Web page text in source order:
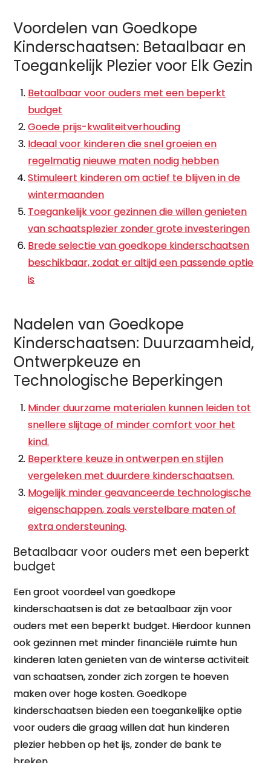
Voordelen van Goedkope
Kinderschaatsen: Betaalbaar en
Toegankelijk Plezier voor Elk Gezin
Betaalbaar voor ouders met een beperkt
budget
Goede prijs-kwaliteitverhouding
Ideaal voor kinderen die snel groeien en
regelmatig nieuwe maten nodig hebben
Stimuleert kinderen om actief te blijven in de
wintermaanden
Toegankelijk voor gezinnen die willen genieten
van schaatsplezier zonder grote investeringen
Brede selectie van goedkope kinderschaatsen
beschikbaar, zodat er altijd een passende optie
is
Nadelen van Goedkope
Kinderschaatsen: Duurzaamheid,
Ontwerpkeuze en
Technologische Beperkingen
Minder duurzame materialen kunnen leiden tot
snellere slijtage of minder comfort voor het
kind.
Beperktere keuze in ontwerpen en stijlen
vergeleken met duurdere kinderschaatsen.
Mogelijk minder geavanceerde technologische
eigenschappen, zoals verstelbare maten of
extra ondersteuning.
Betaalbaar voor ouders met een beperkt
budget
Een groot voordeel van goedkope
kinderschaatsen is dat ze betaalbaar zijn voor
ouders met een beperkt budget. Hierdoor kunnen
ook gezinnen met minder financiële ruimte hun
kinderen laten genieten van de winterse activiteit
van schaatsen, zonder zich zorgen te hoeven
maken over hoge kosten. Goedkope
kinderschaatsen bieden een toegankelijke optie
voor ouders die graag willen dat hun kinderen
plezier hebben op het ijs, zonder de bank te